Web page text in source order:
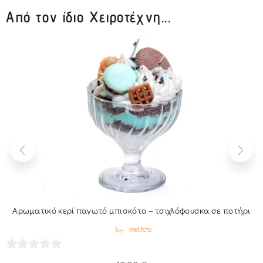
Από τον ίδιο Χειροτέχνη...
Αρωματικό κερί παγωτό μπισκότο – τσιχλόφουσκα σε ποτήρι
melifoto